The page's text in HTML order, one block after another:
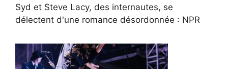
Syd et Steve Lacy, des internautes, se
délectent d'une romance désordonnée : NPR